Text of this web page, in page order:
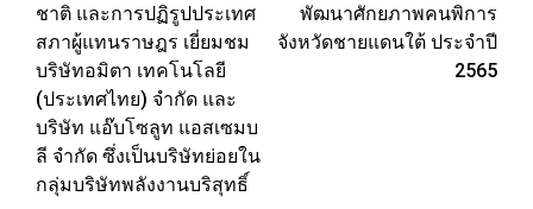
ชาติ และการปฏิรูปประเทศ
สภาผู้แทนราษฎร เยี่ยมชม
บริษัทอมิตา เทคโนโลยี
(ประเทศไทย) จํากัด และ
บริษัท แอ๊บโซลูท แอสเซมบ
ลี จํากัด ซึ่งเป็นบริษัทย่อยใน
กลุ่มบริษัทพลังงานบริสุทธิ์
พัฒนาศักยภาพคนพิการ
จังหวัดชายแดนใต้ ประจําปี
2565